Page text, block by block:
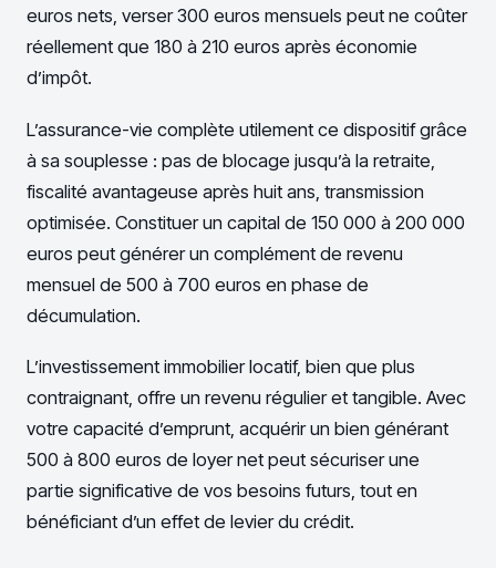
euros nets, verser 300 euros mensuels peut ne coûter
réellement que 180 à 210 euros après économie
d’impôt.
L’assurance-vie complète utilement ce dispositif grâce
à sa souplesse : pas de blocage jusqu’à la retraite,
fiscalité avantageuse après huit ans, transmission
optimisée. Constituer un capital de 150 000 à 200 000
euros peut générer un complément de revenu
mensuel de 500 à 700 euros en phase de
décumulation.
L’investissement immobilier locatif, bien que plus
contraignant, offre un revenu régulier et tangible. Avec
votre capacité d’emprunt, acquérir un bien générant
500 à 800 euros de loyer net peut sécuriser une
partie significative de vos besoins futurs, tout en
bénéficiant d’un effet de levier du crédit.